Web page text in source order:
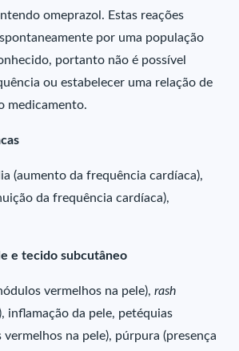
omeprazol. Estas reações
por uma população
portanto não é possível
ou estabelecer uma relação de
medicamento.
(aumento da frequência cardíaca),
da frequência cardíaca),
e tecido subcutâneo
vermelhos na pele),rash
inflamação da pele, petéquias
na pele), púrpura (presença